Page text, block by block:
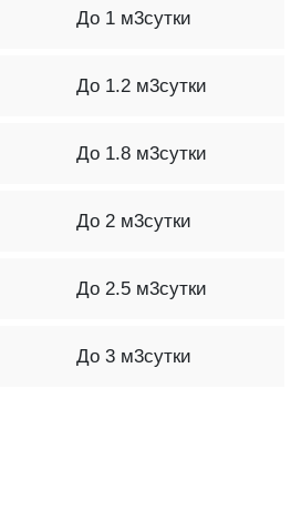
До 1 м3сутки
До 1.2 м3сутки
До 1.8 м3сутки
До 2 м3сутки
До 2.5 м3сутки
До 3 м3сутки